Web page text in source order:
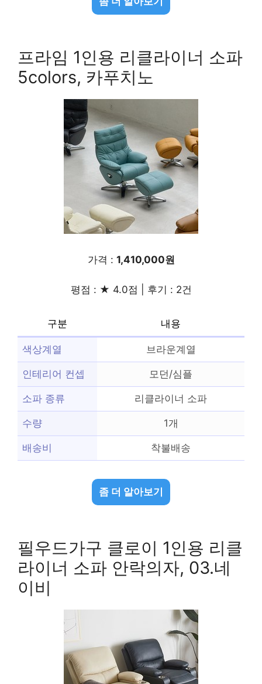
프라임 1인용 리클라이너 소파
5colors, 카푸치노
가격 : 1,410,000원
평점 : ★ 4.0점 | 후기 : 2건
구분 내용
색상계열 브라운계열
인테리어 컨셉 모던/심플
소파 종류 리클라이너 소파
수량 1개
배송비 착불배송
좀 더 알아보기
필우드가구 클로이 1인용 리클
라이너 소파 안락의자, 03.네
이비